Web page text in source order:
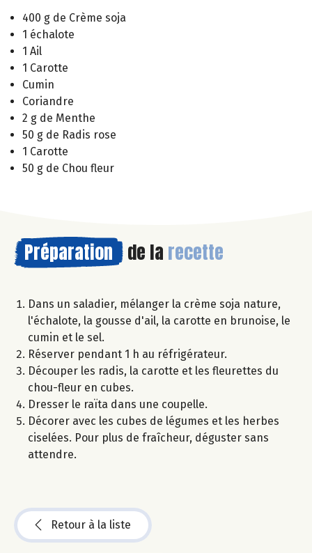
400 g de Crème soja
1 échalote
1 Ail
1 Carotte
Cumin
Coriandre
2 g de Menthe
50 g de Radis rose
1 Carotte
50 g de Chou fleur
Préparation de la recette
Dans un saladier, mélanger la crème soja nature,
l'échalote, la gousse d'ail, la carotte en brunoise, le
cumin et le sel.
Réserver pendant 1 h au réfrigérateur.
Découper les radis, la carotte et les fleurettes du
chou-fleur en cubes.
Dresser le raïta dans une coupelle.
Décorer avec les cubes de légumes et les herbes
ciselées. Pour plus de fraîcheur, déguster sans
attendre.
Retour à la liste